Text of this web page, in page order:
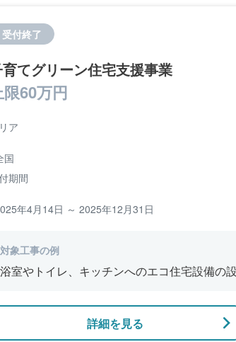
受付終了
てグリーン住宅支援事業
60万円
ア
国
期間
年4月14日 ～ 2025年12月31日
対象工事の例
浴室やトイレ、キッチンへのエコ住宅設備の
詳細を見る